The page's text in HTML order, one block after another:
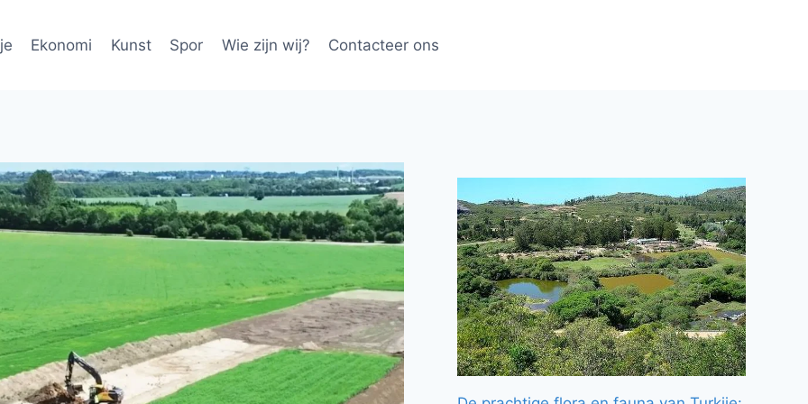
Ekonomi Kunst Spor Wie zijn wij? Contacteer ons